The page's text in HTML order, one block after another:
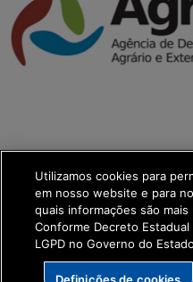
Transformação Digital
get_footer();
Utilizamos cookies para
em nosso website e para
quais informações são
Conforme Decreto
LGPD no Governo do
Definições de cookies